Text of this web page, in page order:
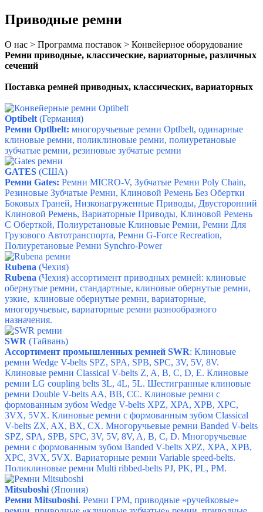
Приводные ремни
О нас > Программа поставок > Конвейерное оборудование
Ремни приводные, классические, вариаторные, различных
сечений
Поставка ремней приводных, классических, вариаторных
Optibelt (Германия)
Ремни Optlbelt: многоручьевые ремни Optlbelt, одинарные
клиновые ремни, поликлиновые ремни, полиуретановые
зубчатые ремни, резиновые зубчатые ремни
GATES (США)
Ремни Gates: Ремни MICRO-V, Зубчатые Ремни Poly Chain,
Резиновые Зубчатые Ремни, Клиновой Ремень Без Обертки
Боковых Граней, Низконагруженные Приводы, Двусторонний
Клиновой Ремень, Вариаторные Приводы, Клиновой Ремень
С Оберткой, Полиуретановые Клиновые Ремни, Ремни Для
Грузового Автотранспорта, Ремни G-Force Recreation,
Полиуретановые Ремни Synchro-Power
Rubena (Чехия)
Rubena (Чехия) ассортимент приводных ремней: клиновые
обернутые ремни, стандартные, клиновые обернутые ремни,
узкие, клиновые обернутые ремни, вариаторные,
многоручьевые, вариаторные ремни разнообразного
назначения.
SWR (Тайвань)
Ассортимент промышленных ремней SWR: Клиновые
ремни Wedge V-belts SPZ, SPA, SPB, SPC, 3V, 5V, 8V.
Клиновые ремни Classical V-belts Z, A, B, C, D, E. Клиновые
ремни LG coupling belts 3L, 4L, 5L. Шестигранные клиновые
ремни Double V-belts AA, BB, CC. Клиновые ремни с
формованным зубом Wedge V-belts XPZ, XPA, XPB, XPC,
3VX, 5VX. Клиновые ремни с формованным зубом Classical
V-belts ZX, AX, BX, CX. Многоручьевые ремни Banded V-belts
SPZ, SPA, SPB, SPC, 3V, 5V, 8V, A, B, C, D. Многоручьевые
ремни с формованным зубом Banded V-belts XPZ, XPA, XPB,
XPC, 3VX, 5VX. Вариаторные ремни Variable speed-belts.
Поликлиновые ремни Multi ribbed-belts PJ, PK, PL, PM.
Mitsuboshi (Япония)
Ремни Mitsuboshi. Ремни ГРМ, приводные «ручейковые»